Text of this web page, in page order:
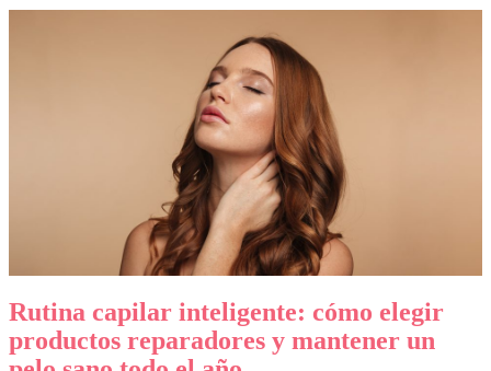
Rutina capilar inteligente: cómo elegir
productos reparadores y mantener un